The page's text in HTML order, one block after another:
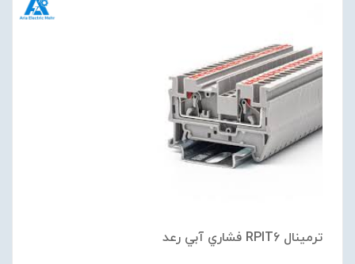
ترمينال RPIT6 فشاري آبي رعد